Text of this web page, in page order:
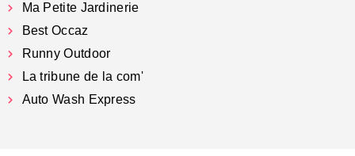
Ma Petite Jardinerie
Best Occaz
Runny Outdoor
La tribune de la com'
Auto Wash Express